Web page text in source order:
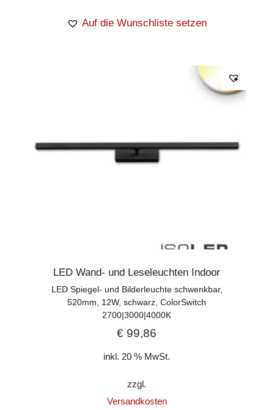
Auf die Wunschliste setzen
LED Wand- und Leseleuchten Indoor
LED Spiegel- und Bilderleuchte schwenkbar,
520mm, 12W, schwarz, ColorSwitch
2700|3000|4000K
€ 99,86
inkl. 20 % MwSt.
zzgl.
Versandkosten